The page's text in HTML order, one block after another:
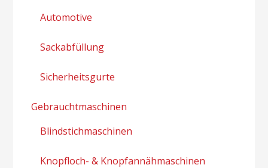
Automotive
Sackabfüllung
Sicherheitsgurte
Gebrauchtmaschinen
Blindstichmaschinen
Knopfloch- & Knopfannähmaschinen